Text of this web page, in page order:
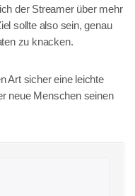
der Streamer über mehr
sollte also sein, genau
zu knacken.
Art sicher eine leichte
neue Menschen seinen